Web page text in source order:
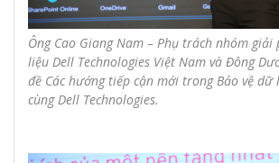
Ông Cao Giang Nam – Phụ trách nhóm giải
liệu Dell Technologies Việt Nam và Đông
đề Các hướng tiếp cận mới trong Bảo vệ dữ
cùng Dell Technologies.